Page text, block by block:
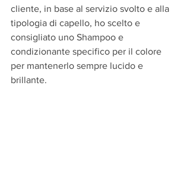
cliente, in base al servizio svolto e alla
tipologia di capello, ho scelto e
consigliato uno Shampoo e
condizionante specifico per il colore
per mantenerlo sempre lucido e
brillante.